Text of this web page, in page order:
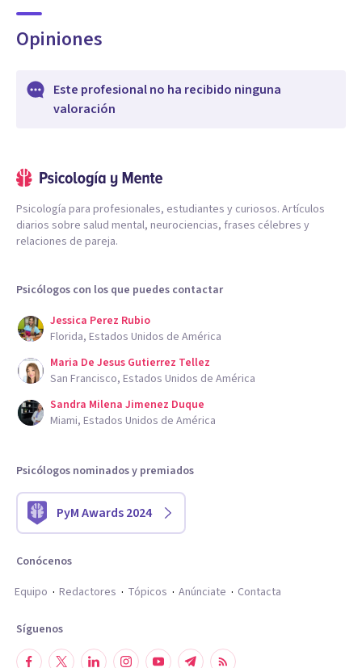
Opiniones
Este profesional no ha recibido ninguna
valoración
Psicología para profesionales, estudiantes y curiosos. Artículos
diarios sobre salud mental, neurociencias, frases célebres y
relaciones de pareja.
Psicólogos con los que puedes contactar
Jessica Perez Rubio
Florida, Estados Unidos de América
Maria De Jesus Gutierrez Tellez
San Francisco, Estados Unidos de América
Sandra Milena Jimenez Duque
Miami, Estados Unidos de América
Psicólogos nominados y premiados
PyM Awards 2024
Conócenos
Equipo
Redactores Tópicos Anúnciate Contacta
Síguenos